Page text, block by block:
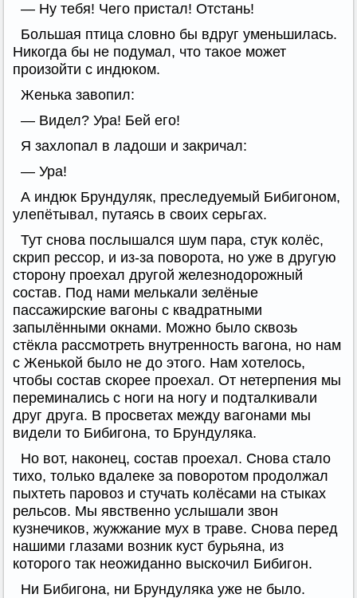
— Ну тебя! Чего пристал! Отстань!
Большая птица словно бы вдруг уменьшилась.
Никогда бы не подумал, что такое может
произойти с индюком.
Женька завопил:
— Видел? Ура! Бей его!
Я захлопал в ладоши и закричал:
— Ура!
А индюк Брундуляк, преследуемый Бибигоном,
улепётывал, путаясь в своих серьгах.
Тут снова послышался шум пара, стук колёс,
скрип рессор, и из-за поворота, но уже в другую
сторону проехал другой железнодорожный
состав. Под нами мелькали зелёные
пассажирские вагоны с квадратными
запылёнными окнами. Можно было сквозь
стёкла рассмотреть внутренность вагона, но нам
с Женькой было не до этого. Нам хотелось,
чтобы состав скорее проехал. От нетерпения мы
переминались с ноги на ногу и подталкивали
друг друга. В просветах между вагонами мы
видели то Бибигона, то Брундуляка.
Но вот, наконец, состав проехал. Снова стало
тихо, только вдалеке за поворотом продолжал
пыхтеть паровоз и стучать колёсами на стыках
рельсов. Мы явственно услышали звон
кузнечиков, жужжание мух в траве. Снова перед
нашими глазами возник куст бурьяна, из
которого так неожиданно выскочил Бибигон.
Ни Бибигона, ни Брундуляка уже не было.